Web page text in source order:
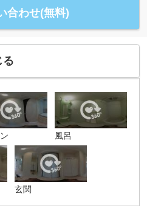
合わせ(無料)
る
風呂
玄関